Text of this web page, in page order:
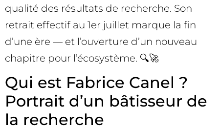
qualité des résultats de recherche. Son
retrait effectif au 1er juillet marque la fin
d’une ère — et l’ouverture d’un nouveau
chapitre pour l’écosystème. 🔍🚀
Qui est Fabrice Canel ?
Portrait d’un bâtisseur de
la recherche